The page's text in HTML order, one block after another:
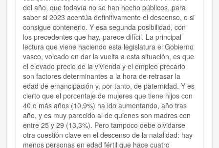
del año, que todavía no se han hecho públicos, para
saber si 2023 acentúa definitivamente el descenso, o si
consigue contenerlo. Y esa segunda posibilidad, con
los precedentes que hay, parece difícil. La principal
lectura que viene haciendo esta legislatura el Gobierno
vasco, volcado en dar la vuelta a esta situación, es que
el elevado precio de la vivienda y el empleo precario
son factores determinantes a la hora de retrasar la
edad de emancipación y, por tanto, de paternidad. Y es
cierto que el porcentaje de mujeres que tiene hijos con
40 o más años (10,9%) ha ido aumentando, año tras
año, y es muy parecido al de quienes son madres con
entre 25 y 29 (13,3%). Pero tampoco debe olvidarse
otra cuestión clave en el descenso de la natalidad: hay
menos personas en edad fértil que hace cuatro